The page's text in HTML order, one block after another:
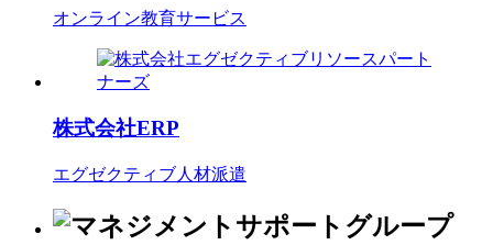
オンライン教育サービス
株式会社ERP
エグゼクティブ人材派遣